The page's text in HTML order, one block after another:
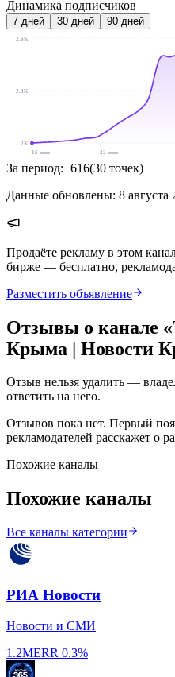
Динамика подписчиков
7 дней 30 дней 90 дней
2.6K
2.3K
2K
15 июн
22 июн
За период:+616(30 точек)
Данные обновлены: 8 августа
Продаёте рекламу в этом
бирже — бесплатно,
Разместить объявление
Отзывы о канале «
Крыма | Новости
Отзыв нельзя удалить —
ответить на него.
Отзывов пока нет. Первый
рекламодателей расскажет о
Похожие каналы
Похожие каналы
Все каналы категории
РИА Новости
Новости и СМИ
1.2MERR 0.3%